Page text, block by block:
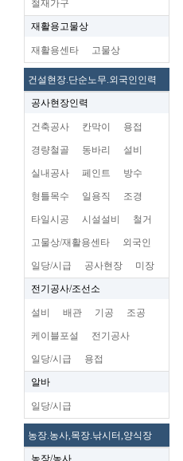
철재가구
재활용고물상
재활용센타 고물상
건설현장.단순노무.외국인인력
공사현장인력
건축공사 칸막이 용접
경량철골 동바리 설비
실내공사 페인트 방수
형틀목수 일용직 조경
타일시공 시설설비 철거
고물상/재활용센타 외국인
일당/시급 공사현장 미장
전기공사/조선소
설비 배관 기공 조공
케이블포설 전기공사
일당/시급 용접
알바
일당/시급
농장.농사,목장.낚시터,양식장
농장/농사